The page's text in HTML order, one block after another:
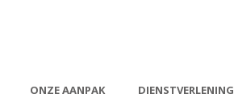
ONZE AANPAK DIENSTVERLENING